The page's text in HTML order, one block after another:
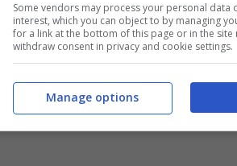
Some vendors may process your personal data
interest, which you can object to by managing
for a link at the bottom of this page or in the site
withdraw consent in privacy and cookie settings.
Manage options